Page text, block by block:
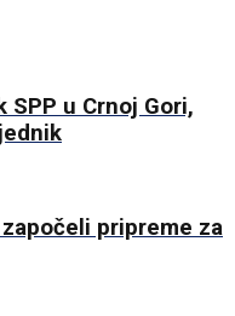
u Crnoj Gori,
pripreme za